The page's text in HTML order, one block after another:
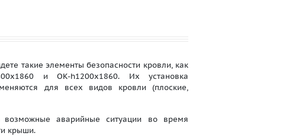
такие элементы безопасности кровли, как
и OK-h1200x1860. Их установка
для всех видов кровли (плоские,
аварийные ситуации во время
крыши.